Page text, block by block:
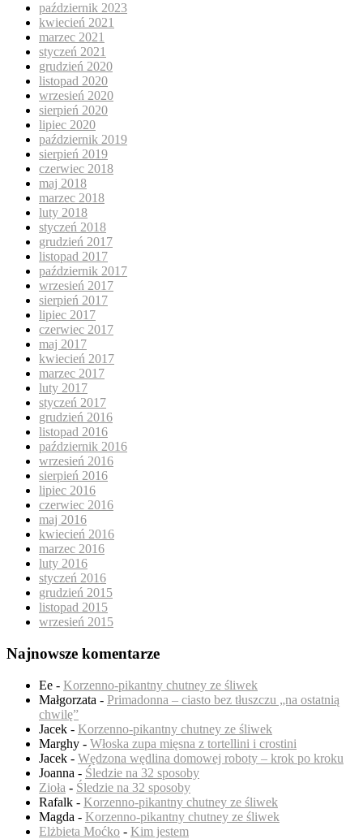
październik 2023
kwiecień 2021
marzec 2021
styczeń 2021
grudzień 2020
listopad 2020
wrzesień 2020
sierpień 2020
lipiec 2020
październik 2019
sierpień 2019
czerwiec 2018
maj 2018
marzec 2018
luty 2018
styczeń 2018
grudzień 2017
listopad 2017
październik 2017
wrzesień 2017
sierpień 2017
lipiec 2017
czerwiec 2017
maj 2017
kwiecień 2017
marzec 2017
luty 2017
styczeń 2017
grudzień 2016
listopad 2016
październik 2016
wrzesień 2016
sierpień 2016
lipiec 2016
czerwiec 2016
maj 2016
kwiecień 2016
marzec 2016
luty 2016
styczeń 2016
grudzień 2015
listopad 2015
wrzesień 2015
Najnowsze komentarze
Ee - Korzenno-pikantny chutney ze śliwek
Małgorzata - Primadonna – ciasto bez tłuszczu „na ostatnią
chwilę”
Jacek - Korzenno-pikantny chutney ze śliwek
Marghy - Włoska zupa mięsna z tortellini i crostini
Jacek - Wędzona wędlina domowej roboty – krok po kroku
Joanna - Śledzie na 32 sposoby
Zioła - Śledzie na 32 sposoby
Rafalk - Korzenno-pikantny chutney ze śliwek
Magda - Korzenno-pikantny chutney ze śliwek
Elżbieta Moćko - Kim jestem